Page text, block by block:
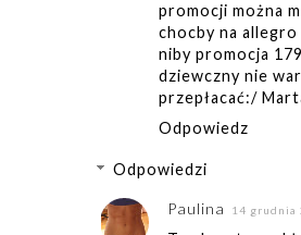
promocji można
chocby na allegro
niby promocja
dziewczny nie
przepłacać:/
Odpowiedz
Odpowiedzi
Paulina 14 grudnia